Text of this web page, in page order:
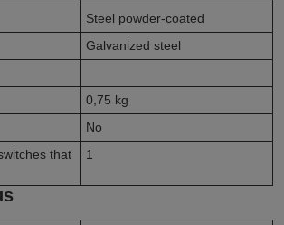
Steel powder-coated
Galvanized steel
0,75 kg
No
that
1